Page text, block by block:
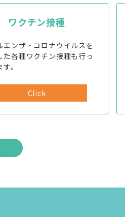
ワクチン接種
エンザ・コロナウイルスを
た各種ワクチン接種も行っ
。
Click